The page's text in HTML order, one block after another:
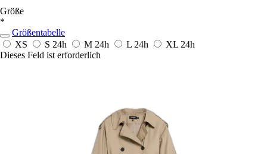
Größe
*
Größentabelle
XS
S 24h M 24h L 24h XL 24h
Dieses Feld ist erforderlich